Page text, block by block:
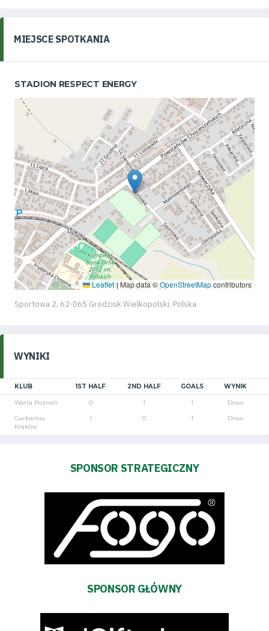
MIEJSCE SPOTKANIA
STADION RESPECT ENERGY
Leaflet |Map data ©OpenStreetMapcontributors
Sportowa 2, 62-065 Grodzisk Wielkopolski, Polska
WYNIKI
KLUB 1ST HALF 2ND HALF GOALS WYNIK
Warta Poznań 0 1 1
Draw
Garbarnia
Kraków
1 0 1 Draw
SPONSOR STRATEGICZNY
SPONSOR GŁÓWNY